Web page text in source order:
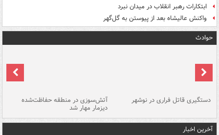
ابتکارات رهبر انقلاب در میدان نبرد
واکنش عالیشاه بعد از پیوستن به گل‌گهر
حوادث
دستگیری قاتل فراری در نوشهر آتش‌سوزی در منطقه حفاظت‌شده
دیزمار مهار شد
آخرین اخبار